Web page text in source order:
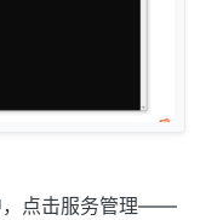
，点击服务管理——